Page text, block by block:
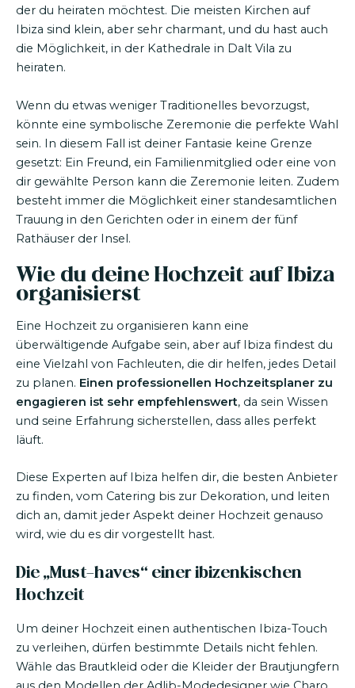
der du heiraten möchtest. Die meisten Kirchen auf
Ibiza sind klein, aber sehr charmant, und du hast auch
die Möglichkeit, in der Kathedrale in Dalt Vila zu
heiraten.
Wenn du etwas weniger Traditionelles bevorzugst,
könnte eine symbolische Zeremonie die perfekte Wahl
sein. In diesem Fall ist deiner Fantasie keine Grenze
gesetzt: Ein Freund, ein Familienmitglied oder eine von
dir gewählte Person kann die Zeremonie leiten. Zudem
besteht immer die Möglichkeit einer standesamtlichen
Trauung in den Gerichten oder in einem der fünf
Rathäuser der Insel.
Wie du deine Hochzeit auf Ibiza
organisierst
Eine Hochzeit zu organisieren kann eine
überwältigende Aufgabe sein, aber auf Ibiza findest du
eine Vielzahl von Fachleuten, die dir helfen, jedes Detail
zu planen. Einen professionellen Hochzeitsplaner zu
engagieren ist sehr empfehlenswert, da sein Wissen
und seine Erfahrung sicherstellen, dass alles perfekt
läuft.
Diese Experten auf Ibiza helfen dir, die besten Anbieter
zu finden, vom Catering bis zur Dekoration, und leiten
dich an, damit jeder Aspekt deiner Hochzeit genauso
wird, wie du es dir vorgestellt hast.
Die „Must-haves“ einer ibizenkischen
Hochzeit
Um deiner Hochzeit einen authentischen Ibiza-Touch
zu verleihen, dürfen bestimmte Details nicht fehlen.
Wähle das Brautkleid oder die Kleider der Brautjungfern